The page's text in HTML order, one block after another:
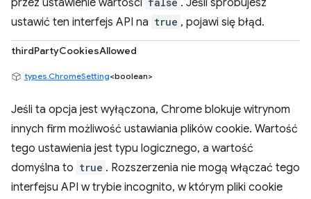
przez ustawienie wartości
. Jeśli spróbujesz
ustawić ten interfejs API na true , pojawi się błąd.
thirdPartyCookiesAllowed
types.ChromeSetting<boolean>
Jeśli ta opcja jest wyłączona, Chrome blokuje witrynom
innych firm możliwość ustawiania plików cookie. Wartość
tego ustawienia jest typu logicznego, a wartość
domyślna to true . Rozszerzenia nie mogą włączać tego
interfejsu API w trybie incognito, w którym pliki cookie